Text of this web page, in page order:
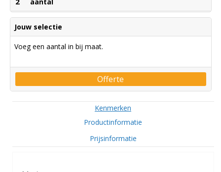
Jouw selectie
Voeg een aantal in bij maat.
Offerte
Kenmerken
Productinformatie
Prijsinformatie